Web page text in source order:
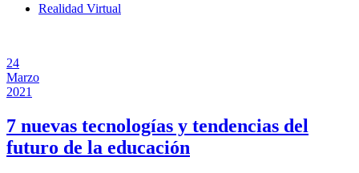
Realidad Virtual
24
Marzo
2021
7 nuevas tecnologías y tendencias del
futuro de la educación